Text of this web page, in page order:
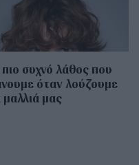
πιο συχνό λάθος που
όταν λούζουμε
μαλλιά μας